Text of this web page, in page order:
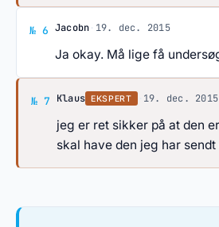
№ 6 Svar af Jacobn
Jacobn· 19. dec. 2015
Ja okay. Må lige få
№ 7 Svar af Klaus
Klaus EKSPERT 19. dec. 2015
jeg er ret sikker på at den
skal have den jeg har